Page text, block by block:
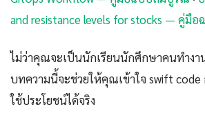
and resistance levels for stocks — คู่มื
ไม่ว่าคุณจะเป็นนักเรียนนักศึกษาคนทำง
บทความนี้จะช่วยให้คุณเข้าใจ swift
ใช้ประโยชน์ได้จริง